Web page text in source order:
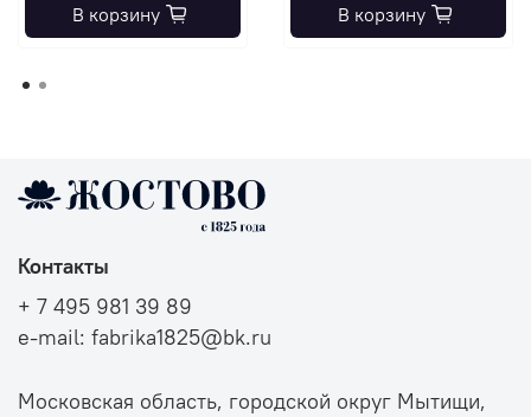
В корзину В корзину
Контакты
+ 7 495 981 39 89
e-mail: fabrika1825@bk.ru
Московская область, городской округ Мытищи,